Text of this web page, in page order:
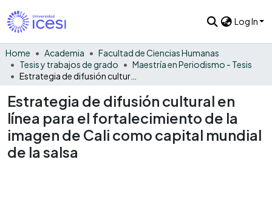
Log In
Home Academia
Facultad de Ciencias Humanas
Tesis y trabajos de grado
Maestría en Periodismo - Tesis
Estrategia de difusión cultural en
línea para el fortalecimiento de la
imagen de Cali como capital mundial
de la salsa